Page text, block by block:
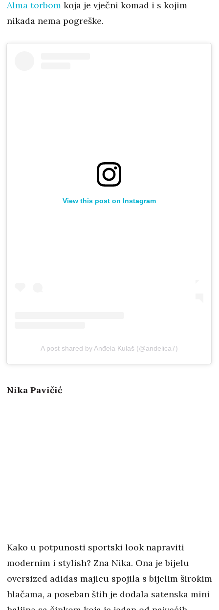
Alma torbom koja je vječni komad i s kojim
nikada nema pogreške.
View this post on Instagram
A post shared by Anđela Kulaš (@andelica7)
Nika Pavičić
Kako u potpunosti sportski look napraviti
modernim i stylish? Zna Nika. Ona je bijelu
oversized adidas majicu spojila s bijelim širokim
hlačama, a poseban štih je dodala satenska mini